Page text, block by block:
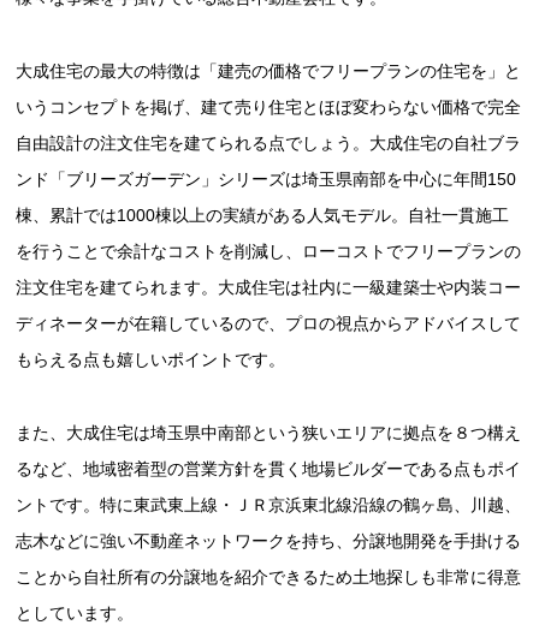
大成住宅の最大の特徴は「建売の価格でフリープランの住宅を」と
いうコンセプトを掲げ、建て売り住宅とほぼ変わらない価格で完全
自由設計の注文住宅を建てられる点でしょう。大成住宅の自社ブラ
ンド「ブリーズガーデン」シリーズは埼玉県南部を中心に年間150
棟、累計では1000棟以上の実績がある人気モデル。自社一貫施工
を行うことで余計なコストを削減し、ローコストでフリープランの
注文住宅を建てられます。大成住宅は社内に一級建築士や内装コー
ディネーターが在籍しているので、プロの視点からアドバイスして
もらえる点も嬉しいポイントです。
また、大成住宅は埼玉県中南部という狭いエリアに拠点を８つ構え
るなど、地域密着型の営業方針を貫く地場ビルダーである点もポイ
ントです。特に東武東上線・ＪＲ京浜東北線沿線の鶴ヶ島、川越、
志木などに強い不動産ネットワークを持ち、分譲地開発を手掛ける
ことから自社所有の分譲地を紹介できるため土地探しも非常に得意
としています。